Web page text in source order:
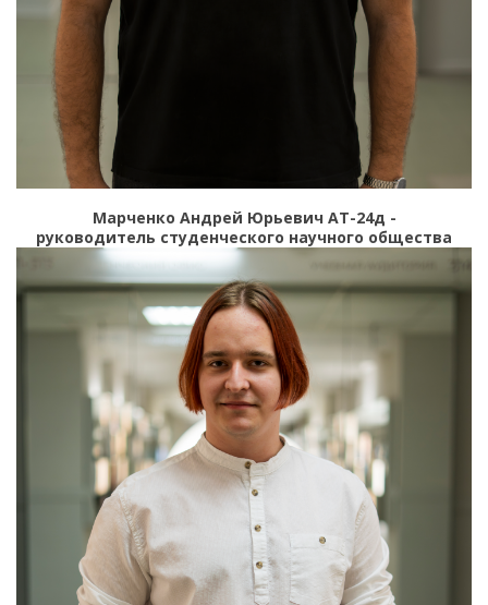
Марченко Андрей Юрьевич АТ-24д -
руководитель студенческого научного общества